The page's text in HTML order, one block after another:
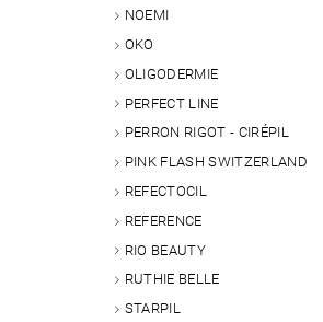
NOEMI
OKO
OLIGODERMIE
PERFECT LINE
PERRON RIGOT - CIRÉPIL
PINK FLASH SWITZERLAND
REFECTOCIL
REFERENCE
RIO BEAUTY
RUTHIE BELLE
STARPIL